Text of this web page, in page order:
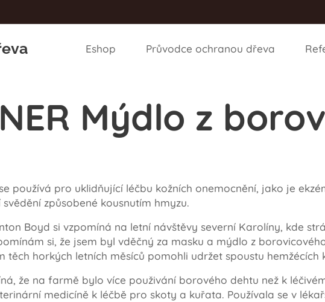
Eshop Průvodce ochranou dřeva
Mýdlo z
používá pro uklidňující léčbu kožních onemocnění, jako je
způsobené kousnutím hmyzu.
Boyd si vzpomíná na letní návštěvy severní Karolíny, kde
si, že jsem byl vděčný za masku a mýdlo z
těch horkých letních měsíců pomohli udržet spoustu
že na farmě bylo více použivání borového dehtu než k
medicíně k léčbě pro skoty a kuřata. Používala se v